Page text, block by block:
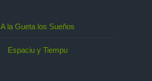
A la Gueta los Sueños
Espaciu y Tiempu